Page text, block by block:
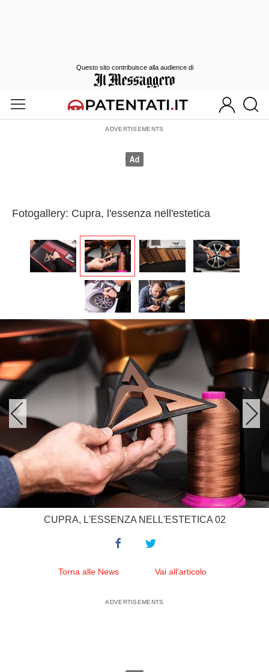
Fotogallery: Cupra, l'essenza nell'estetica
CUPRA, L'ESSENZA NELL'ESTETICA 02
Torna alle News Vai all'articolo
Questo sito contribuisce alla audience di